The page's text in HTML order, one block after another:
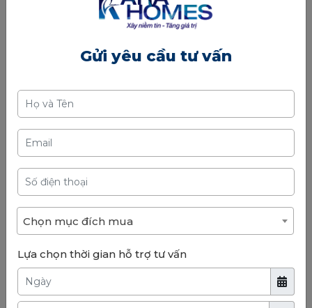
Hệ thống tiện ích cảnh quan toàn diện của dự án
Vinhomes Riverside là một trong những dự án bất
“chuẩn sinh thái” đẳng cấp tại Hà Nội – nơi có sự thiết
kế hài hòa, cân đối với thiên nhiên, mang đến cho cư
dân cuộc sống thân thiện, gần gũi với tự nhiên.
Gửi yêu cầu tư vấn
Chọn mục đích mua
Lựa chọn thời gian hỗ trợ tư vấn